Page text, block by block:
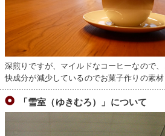
深煎りですが、マイルドなコーヒーなので
快成分が減少しているのでお菓子作りの素材
「雪室（ゆきむろ）」について